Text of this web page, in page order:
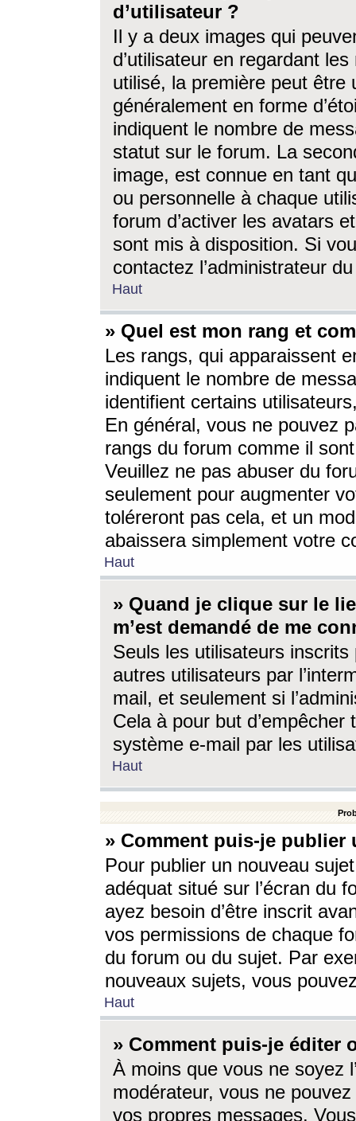
d’utilisateur ?
Il y a deux images qui
d’utilisateur en regardant
utilisé, la première peut être
généralement en forme
indiquent le nombre de
statut sur le forum. La
image, est connue en tant
ou personnelle à chaque
forum d’activer les avatars
sont mis à disposition. Si
contactez l’administrateur
Haut
» Quel est mon rang et
Les rangs, qui apparaissent
indiquent le nombre de
identifient certains
En général, vous ne pouvez
rangs du forum comme il
Veuillez ne pas abuser du
seulement pour augmenter
toléreront pas cela, et un
abaissera simplement votre
Haut
» Quand je clique sur le
m’est demandé de me
Seuls les utilisateurs
autres utilisateurs par
mail, et seulement si
Cela à pour but
système e-mail par les
Haut
» Comment puis-je
Pour publier un nouveau
adéquat situé sur l’écran du
ayez besoin d’être inscrit
vos permissions de chaque
du forum ou du sujet. Par
nouveaux sujets, vous
Haut
» Comment puis-je éditer
À moins que vous ne soyez
modérateur, vous ne
vos propres messages.